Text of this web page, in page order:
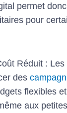
permet
pour
Réduit :
des
flexibles
aux